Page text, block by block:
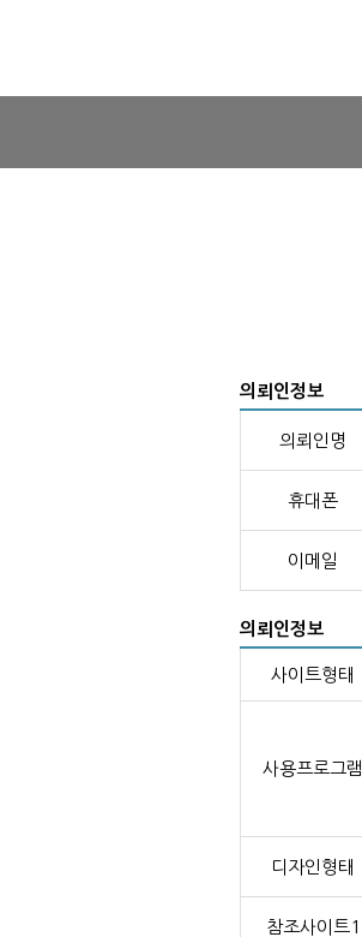
의뢰인정보
의뢰인명
휴대폰
이메일
의뢰인정보
사이트형태
사용프로그램
디자인형태
참조사이트1